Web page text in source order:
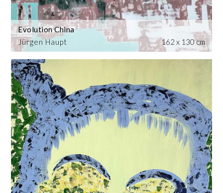
Jürgen Haupt
Evolution China
162 x 130 cm